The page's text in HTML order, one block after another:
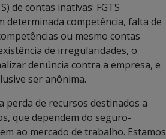
de contas inativas: FGTS
determinada competência, falta de
ou mesmo contas
de irregularidades, o
denúncia contra a empresa, e
ser anônima.
perda de recursos destinados a
que dependem do seguro-
ao mercado de trabalho. Estamos